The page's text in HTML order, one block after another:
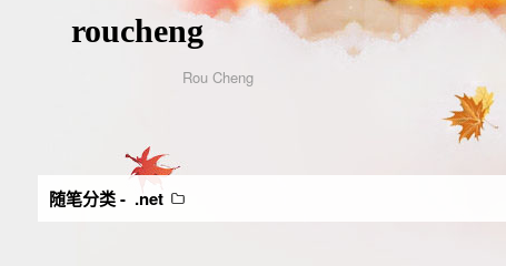
roucheng
Rou Cheng
随笔分类 - .net